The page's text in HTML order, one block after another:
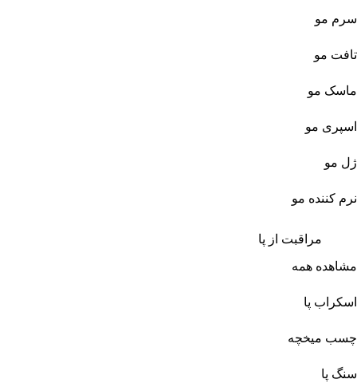
سرم مو
تافت مو
ماسک مو
اسپری مو
ژل مو
نرم کننده مو
مراقبت از پا
مشاهده همه
اسکراب پا
چسب میخچه
سنگ پا